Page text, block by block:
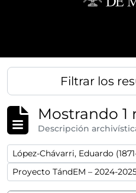
Filtrar los
Mostrando 1
Descripción
Remove filter:
López-Chávarri, Eduardo
Remove filter:
Proyecto TándEM – 2024-